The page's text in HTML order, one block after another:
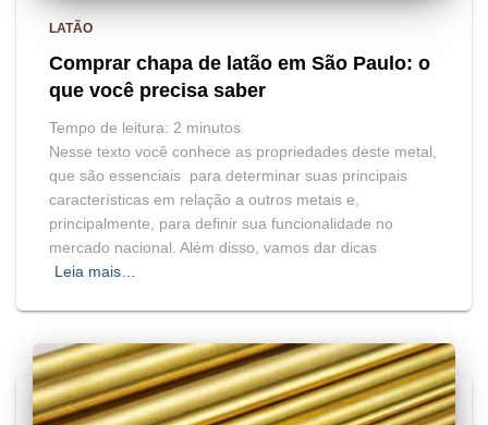
LATÃO
Comprar chapa de latão em São Paulo: o
que você precisa saber
Tempo de leitura: 2 minutos
Nesse texto você conhece as propriedades deste metal,
que são essenciais para determinar suas principais
características em relação a outros metais e,
principalmente, para definir sua funcionalidade no
mercado nacional. Além disso, vamos dar dicas
Leia mais…